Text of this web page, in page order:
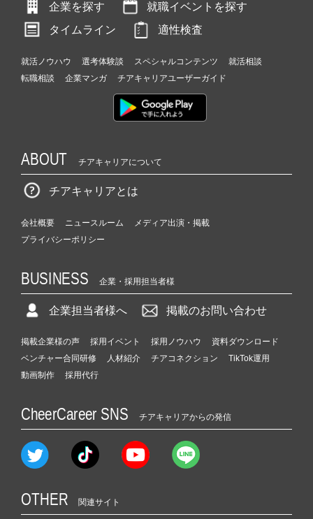
企業を探す
就職イベントを探す
タイムライン
適性検査
就活ノウハウ 選考体験談 スペシャルコンテンツ
就活相談
転職相談
企業マンガ チアキャリアユーザーガイド
ABOUT チアキャリアについて
チアキャリアとは
会社概要 ニュースルーム
メディア出演・掲載
プライバシーポリシー
BUSINESS 企業・採用担当者様
企業担当者様へ 掲載のお問い合わせ
掲載企業様の声 採用イベント 採用ノウハウ
資料ダウンロード
ベンチャー合同研修
人材紹介 チアコネクション
TikTok運用
動画制作
採用代行
CheerCareer SNS チアキャリアからの発信
OTHER 関連サイト